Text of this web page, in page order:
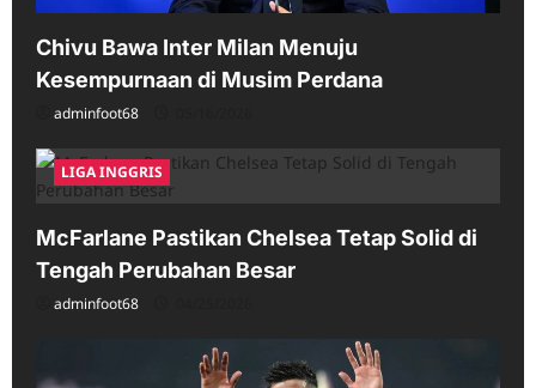
Chivu Bawa Inter Milan Menuju
Kesempurnaan di Musim Perdana
adminfoot68
LIGA INGGRIS
McFarlane Pastikan Chelsea Tetap Solid di
Tengah Perubahan Besar
adminfoot68